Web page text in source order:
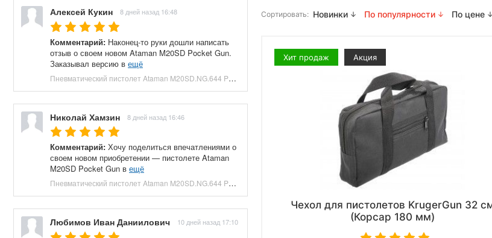
Алексей Кукин 8 дней назад 16:48
Комментарий: Наконец-то руки дошли написать
отзыв о своем новом Ataman M20SD Pocket Gun.
Заказывал версию в ещё
Пневматический пистолет Ataman M20SD.NG.644 Pocket Gun 6.35 мм (приклад, полнотел, бук, зеленый) купить в Москве и СПБ, цена 130000 руб. Доставка по РФ!
Николай Хамзин 8 дней назад 16:46
Комментарий: Хочу поделиться впечатлениями о
своем новом приобретении — пистолете Ataman
M20SD Pocket Gun в ещё
Пневматический пистолет Ataman M20SD.NG.644 Pocket Gun 6.35 мм (приклад, полнотел, бук, красный) купить в Москве и СПБ, цена 130000 руб. Доставка по РФ!
Любимов Иван Даниилович 10 дней назад 17:10
Сортировать: Новинки По популярности По цене
Хит продаж Акция
Чехол для пистолетов KrugerGun 32
(Корсар 180 мм)